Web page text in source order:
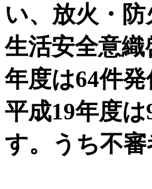
い、放火・
生活安全意
年度は64件
平成19年度
す。うち不